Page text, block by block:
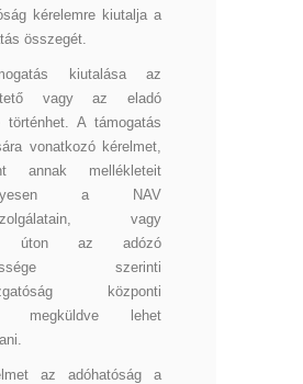
kérelemre kiutalja a
összegét.
kiutalása az
vagy az eladó
történhet. A támogatás
vonatkozó kérelmet,
annak mellékleteit
a NAV
vagy
úton az adózó
szerinti
központi
megküldve lehet
az adóhatóság a